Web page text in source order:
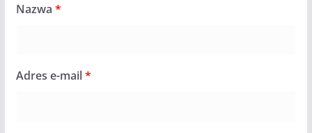
Nazwa *
Adres e-mail*